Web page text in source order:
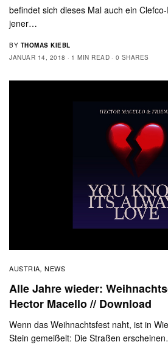
befindet sich dieses Mal auch ein Clefco-
jener…
BY THOMAS KIEBL
JANUAR 14, 2018
1 MIN READ 0 SHARES
AUSTRIA, NEWS
Alle Jahre wieder:
Hector Macello // Download
Wenn das Weihnachtsfest naht, ist in
Stein gemeißelt: Die Straßen